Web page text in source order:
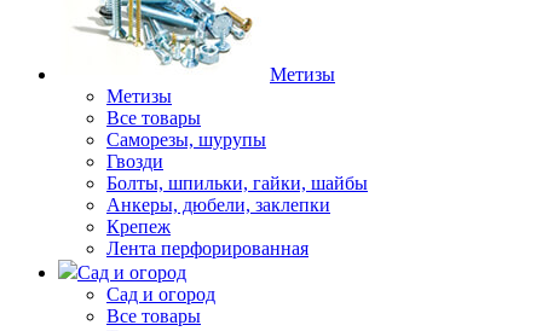
Метизы
Метизы
Все товары
Саморезы, шурупы
Гвозди
Болты, шпильки, гайки, шайбы
Анкеры, дюбели, заклепки
Крепеж
Лента перфорированная
Сад и огород
Сад и огород
Все товары